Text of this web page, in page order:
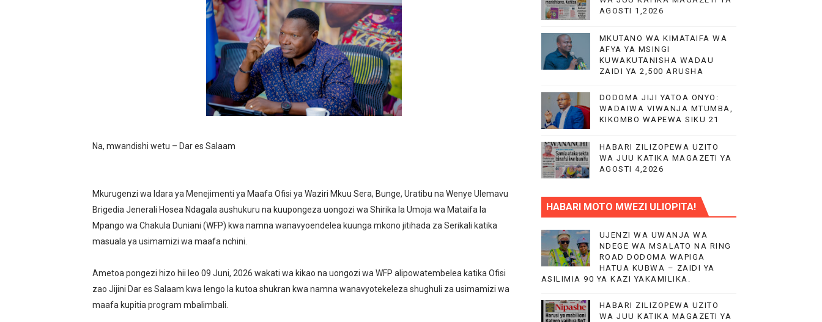
WAJASIRIAMALI KUTOKA PEMBA WATEMBELEA BANDA LA WMA NANE NANE, WAPATA ELIMU YA VIPIMO
BRELA YATOA ELIMU YA URASIMISHAJI BIASHARA NA USAJILI WA ALAMA ZA BIASHARA NA HUDUMA KWA VIJANA BBT
TARURA YATAJWA KUWA MIONGONI MWA TAASISI BORA ZA MIUNDOMBINU AFRIKA
Mkurugenzi Green Acres ataja sababu kuanzisha klabu ya uhamiaji
UKAGUZI WA MIGODI WAIMARISHA USALAMA, UHIFADHI WA MAZINGIRA
NAIBU WAZIRI CHANDE ARIDHISHWA NA HUDUMA ZA TADB KWA WAKULIMA
TBS YAHIMIZA WAJASIRIAMALI KUTHIBITISHA UBORA WA BIDHAA ZAO ARUSHA
TBS YAWAHIMIZA WAJASIRIAMALI KUOMBA ALAMA YA UBORA MTANDAONI
Na, mwandishi wetu – Dar es Salaam
Mkurugenzi wa Idara ya Menejimenti ya Maafa Ofisi ya Waziri Mkuu Sera, Bunge, Uratibu na Wenye Ulemavu
Brigedia Jenerali Hosea Ndagala aushukuru na kuupongeza uongozi wa Shirika la Umoja wa Mataifa la
Mpango wa Chakula Duniani (WFP) kwa namna wanavyoendelea kuunga mkono jitihada za Serikali katika
masuala ya usimamizi wa maafa nchini.
Ametoa pongezi hizo hii leo 09 Juni, 2026 wakati wa kikao na uongozi wa WFP alipowatembelea katika Ofisi
zao Jijini Dar es Salaam kwa lengo la kutoa shukran kwa namna wanavyotekeleza shughuli za usimamizi wa
maafa kupitia program mbalimbali.
AGOSTI 1,2026
MKUTANO WA KIMATAIFA WA
AFYA YA MSINGI
KUWAKUTANISHA WADAU
ZAIDI YA 2,500 ARUSHA
DODOMA JIJI YATOA ONYO:
WADAIWA VIWANJA MTUMBA,
KIKOMBO WAPEWA SIKU 21
HABARI ZILIZOPEWA UZITO
WA JUU KATIKA MAGAZETI YA
AGOSTI 4,2026
HABARI MOTO MWEZI ULIOPITA!
UJENZI WA UWANJA WA
NDEGE WA MSALATO NA RING
ROAD DODOMA WAPIGA
HATUA KUBWA – ZAIDI YA
ASILIMIA 90 YA KAZI YAKAMILIKA.
HABARI ZILIZOPEWA UZITO
WA JUU KATIKA MAGAZETI YA